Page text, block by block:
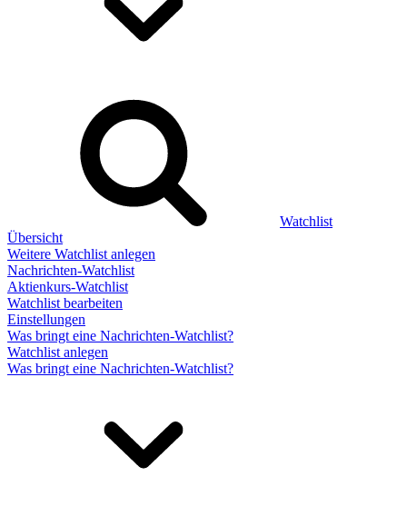
Watchlist
Übersicht
Weitere Watchlist anlegen
Nachrichten-Watchlist
Aktienkurs-Watchlist
Watchlist bearbeiten
Einstellungen
Was bringt eine Nachrichten-Watchlist?
Watchlist anlegen
Was bringt eine Nachrichten-Watchlist?